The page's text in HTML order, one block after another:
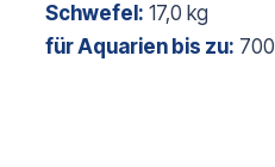
Schwefel: 17,0 kg
für Aquarien bis zu: